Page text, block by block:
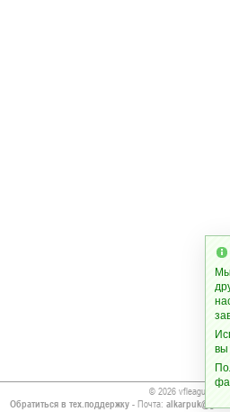
© 2026 vfleague.org
Обратиться в тех.поддержку- Почта:
вы